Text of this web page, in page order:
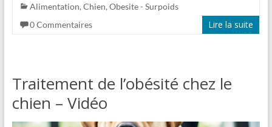
Alimentation, Chien, Obesite - Surpoids
0 Commentaires
Lire la suite
Traitement de l’obésité chez le
chien – Vidéo